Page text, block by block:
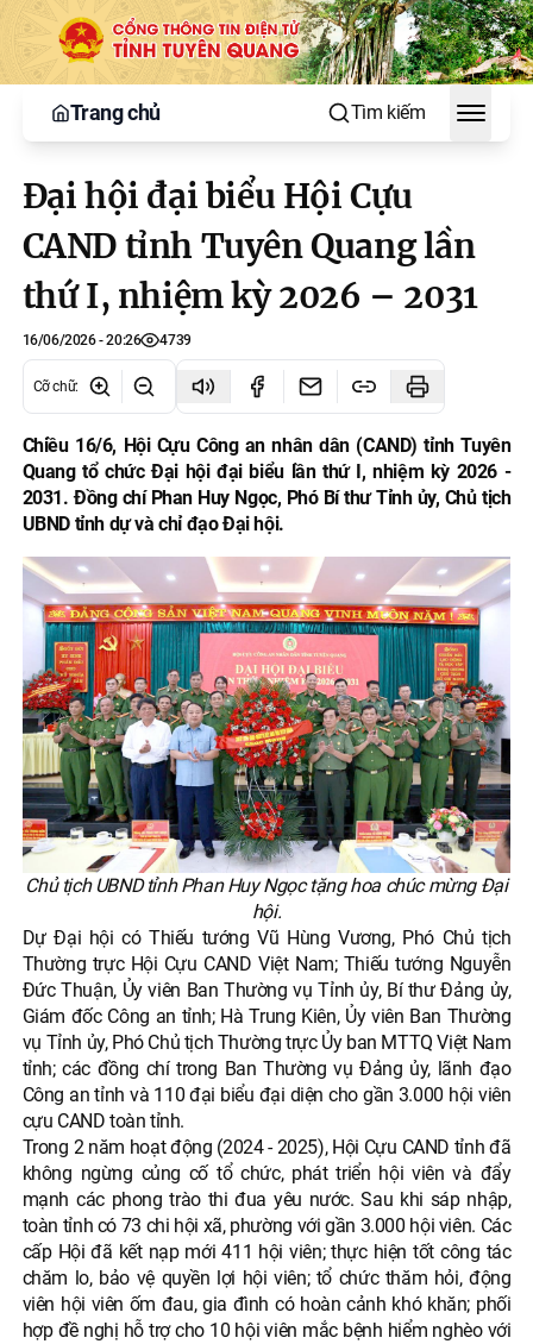
Trang chủ Tìm kiếm
Toggle
Đại hội đại biểu Hội Cựu
CAND tỉnh Tuyên Quang lần
thứ I, nhiệm kỳ 2026 – 2031
16/06/2026 - 20:26 4739
Cỡ chữ:
Chiều 16/6, Hội Cựu Công an nhân dân (CAND) tỉnh Tuyên
Quang tổ chức Đại hội đại biểu lần thứ I, nhiệm kỳ 2026 -
2031. Đồng chí Phan Huy Ngọc, Phó Bí thư Tỉnh ủy, Chủ tịch
UBND tỉnh dự và chỉ đạo Đại hội.
Chủ tịch UBND tỉnh Phan Huy Ngọc tặng hoa chúc mừng Đại
hội.
Dự Đại hội có Thiếu tướng Vũ Hùng Vương, Phó Chủ tịch
Thường trực Hội Cựu CAND Việt Nam; Thiếu tướng Nguyễn
Đức Thuận, Ủy viên Ban Thường vụ Tỉnh ủy, Bí thư Đảng ủy,
Giám đốc Công an tỉnh; Hà Trung Kiên, Ủy viên Ban Thường
vụ Tỉnh ủy, Phó Chủ tịch Thường trực Ủy ban MTTQ Việt Nam
tỉnh; các đồng chí trong Ban Thường vụ Đảng ủy, lãnh đạo
Công an tỉnh và 110 đại biểu đại diện cho gần 3.000 hội viên
cựu CAND toàn tỉnh.
Trong 2 năm hoạt động (2024 - 2025), Hội Cựu CAND tỉnh đã
không ngừng củng cố tổ chức, phát triển hội viên và đẩy
mạnh các phong trào thi đua yêu nước. Sau khi sáp nhập,
toàn tỉnh có 73 chi hội xã, phường với gần 3.000 hội viên. Các
cấp Hội đã kết nạp mới 411 hội viên; thực hiện tốt công tác
chăm lo, bảo vệ quyền lợi hội viên; tổ chức thăm hỏi, động
viên hội viên ốm đau, gia đình có hoàn cảnh khó khăn; phối
hợp đề nghị hỗ trợ cho 10 hội viên mắc bệnh hiểm nghèo với